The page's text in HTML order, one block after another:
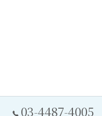
03-4487-4005